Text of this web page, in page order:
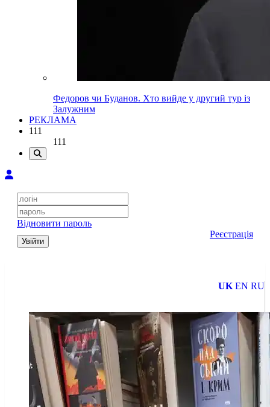
Федоров чи Буданов. Хто вийде у другий тур із
Залужним
РЕКЛАМА
111
111
Відновити пароль
Увійти
Реєстрація
UK EN RU